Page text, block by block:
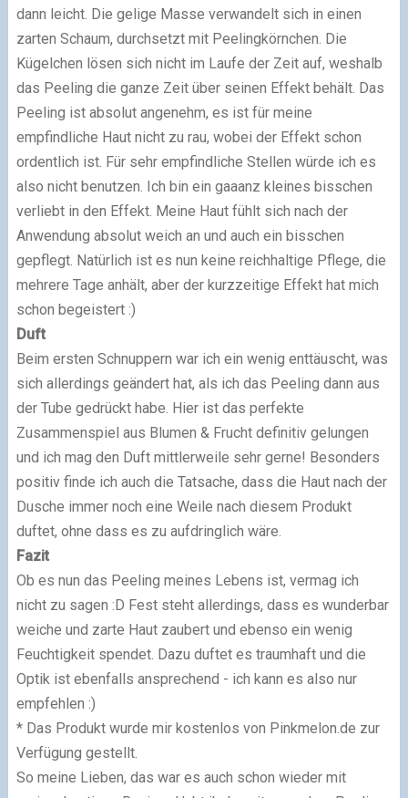
dann leicht. Die gelige Masse verwandelt sich in einen
zarten Schaum, durchsetzt mit Peelingkörnchen. Die
Kügelchen lösen sich nicht im Laufe der Zeit auf, weshalb
das Peeling die ganze Zeit über seinen Effekt behält. Das
Peeling ist absolut angenehm, es ist für meine
empfindliche Haut nicht zu rau, wobei der Effekt schon
ordentlich ist. Für sehr empfindliche Stellen würde ich es
also nicht benutzen. Ich bin ein gaaanz kleines bisschen
verliebt in den Effekt. Meine Haut fühlt sich nach der
Anwendung absolut weich an und auch ein bisschen
gepflegt. Natürlich ist es nun keine reichhaltige Pflege, die
mehrere Tage anhält, aber der kurzzeitige Effekt hat mich
schon begeistert :)
Duft
Beim ersten Schnuppern war ich ein wenig enttäuscht, was
sich allerdings geändert hat, als ich das Peeling dann aus
der Tube gedrückt habe. Hier ist das perfekte
Zusammenspiel aus Blumen & Frucht definitiv gelungen
und ich mag den Duft mittlerweile sehr gerne! Besonders
positiv finde ich auch die Tatsache, dass die Haut nach der
Dusche immer noch eine Weile nach diesem Produkt
duftet, ohne dass es zu aufdringlich wäre.
Fazit
Ob es nun das Peeling meines Lebens ist, vermag ich
nicht zu sagen :D Fest steht allerdings, dass es wunderbar
weiche und zarte Haut zaubert und ebenso ein wenig
Feuchtigkeit spendet. Dazu duftet es traumhaft und die
Optik ist ebenfalls ansprechend - ich kann es also nur
empfehlen :)
* Das Produkt wurde mir kostenlos von Pinkmelon.de zur
Verfügung gestellt.
So meine Lieben, das war es auch schon wieder mit